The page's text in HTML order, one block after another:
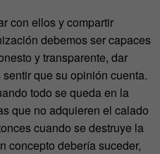
con ellos y compartir
debemos ser capaces
y transparente, dar
que su opinión cuenta.
todo se queda en la
que no adquieren el calado
cuando se destruye la
concepto debería suceder,